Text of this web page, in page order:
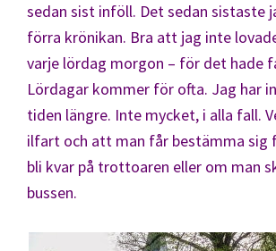
sedan sist inföll. Det sedan sistaste
förra krönikan. Bra att jag inte
varje lördag morgon – för det hade
Lördagar kommer för ofta. Jag har
tiden längre. Inte mycket, i alla fall.
ilfart och att man får bestämma sig
bli kvar på trottoaren eller om man
bussen.